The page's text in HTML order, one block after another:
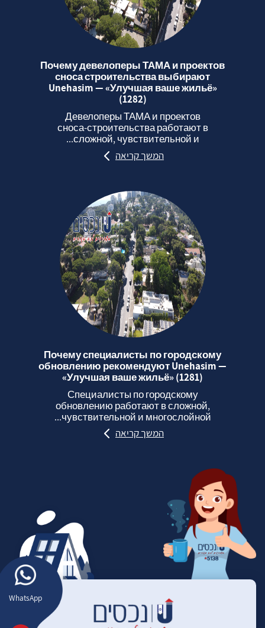
WhatsApp
Почему девелоперы ТАМА и проектов
сноса строительства выбирают
Unehasim — «Улучшая ваше жильё»
(1282)
Девелоперы ТАМА и проектов
сноса‑строительства работают в
сложной, чувствительной и...
המשך קריאה
Почему специалисты по городскому
обновлению рекомендуют Unehasim —
«Улучшая ваше жильё» (1281)
Специалисты по городскому
обновлению работают в сложной,
чувствительной и многослойной...
המשך קריאה